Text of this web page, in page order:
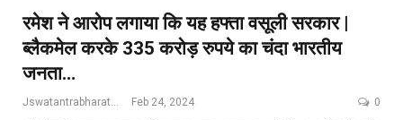
रमेश ने आरोप लगाया कि यह हफ्ता वसूली सरकार |
ब्लैकमेल करके 335 करोड़ रुपये का चंदा भारतीय
जनता…
Feb 24, 2024 0